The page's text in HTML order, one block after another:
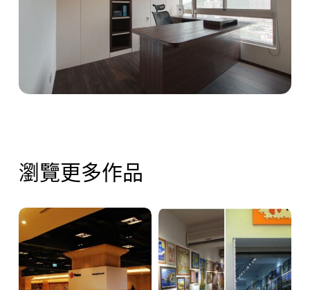
瀏覽更多作品
義
大
世
界
新
崛
江
店